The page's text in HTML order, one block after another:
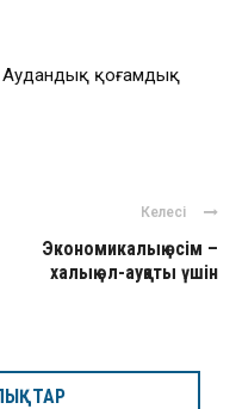
Аудандық қоғамдық
Келесі
Экономикалық өсім –
халық әл-ауқаты үшін